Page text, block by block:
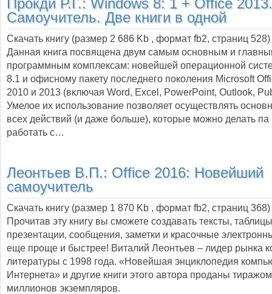
Прокди Р.Г.: Windows 8: 1 + Office 2013.
Самоучитель. Две книги в одной
Скачать книгу (размер 2 686 Kb , формат fb2, страниц 528
Данная книга посвящена двум самым основным и
программным комплексам: новейшей операционной
8.1 и офисному пакету последнего поколения Microsoft
2010 и 2013 (включая Word, Excel, PowerPoint, Outlook,
Умелое их использование позволяет осуществлять
всех действий (и даже больше), которые можно делать
работать с…
Леонтьев В.П.: Office 2016: Новейший
самоучитель
Скачать книгу (размер 1 870 Kb , формат fb2, страниц 368
Прочитав эту книгу вы сможете создавать тексты,
презентации, сообщения, заметки и красочные
еще проще и быстрее! Виталий Леонтьев – лидер рынка
литературы с 1998 года. «Новейшая энциклопедия
Интернета» и другие книги этого автора проданы
миллионов экземпляров.